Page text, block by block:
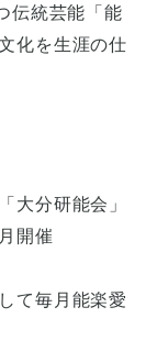
伝統芸能「能
化を生涯の仕
大分研能会」
開催
て毎月能楽愛